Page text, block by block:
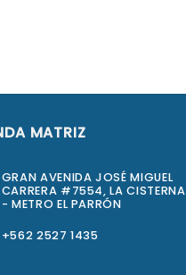
MATRIZ
GRAN AVENIDA JOSÉ MIGUEL
CARRERA #7554, LA CISTERNA
- METRO EL PARRÓN
+562 2527 1435